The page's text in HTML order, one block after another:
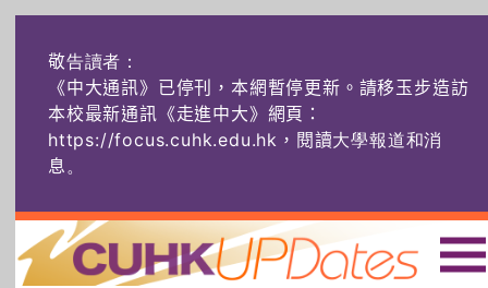
敬告讀者：
《中大通訊》已停刊，本網暫停更新。請移玉步造訪
本校最新通訊《走進中大》網頁：
https://focus.cuhk.edu.hk，閱讀大學報道和消
息。